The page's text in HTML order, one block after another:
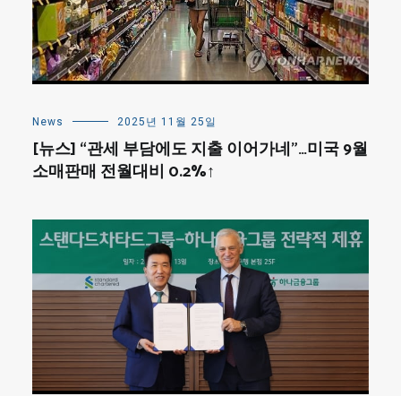
News 2025년 11월 25일
[뉴스] “관세 부담에도 지출 이어가네”…미국 9월
소매판매 전월대비 0.2%↑